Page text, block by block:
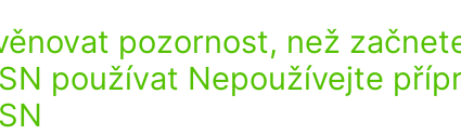
pozornost, než
používat Nepoužívejte